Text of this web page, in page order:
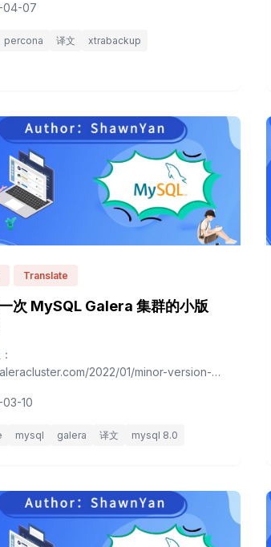
MySQL server
XtraBackup...
04-07
percona 译文 xtrabackup
Translate
次 MySQL Galera 集群的小版
2022/01/minor-version-
最近，我们遇到了一个关于如
当简单的。虽然升级是Galera管理器 的一个
10
mysql galera 译文 mysql 8.0